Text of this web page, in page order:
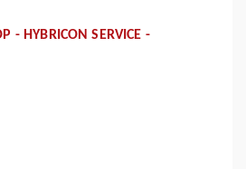
- HYBRICON SERVICE -